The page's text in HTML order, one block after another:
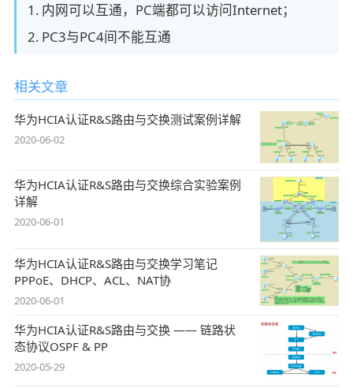
1. 内网可以互通，PC端都可以访问Internet；
2. PC3与PC4间不能互通
相关文章
华为HCIA认证R&S路由与交换测试案例详解
2020-06-02
华为HCIA认证R&S路由与交换综合实验案例
详解
2020-06-01
华为HCIA认证R&S路由与交换学习笔记
PPPoE、DHCP、ACL、NAT协
2020-06-01
华为HCIA认证R&S路由与交换 —— 链路状
态协议OSPF & PP
2020-05-29